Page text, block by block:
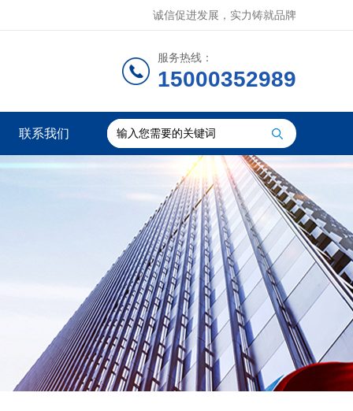
诚信促进发展，实力铸就品牌
服务热线：
15000352989
联系我们